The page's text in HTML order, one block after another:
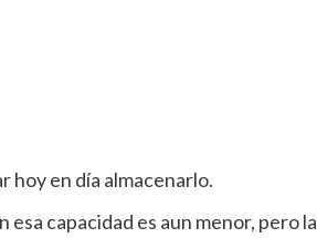
hoy en día almacenarlo.
capacidad es aun menor, pero la